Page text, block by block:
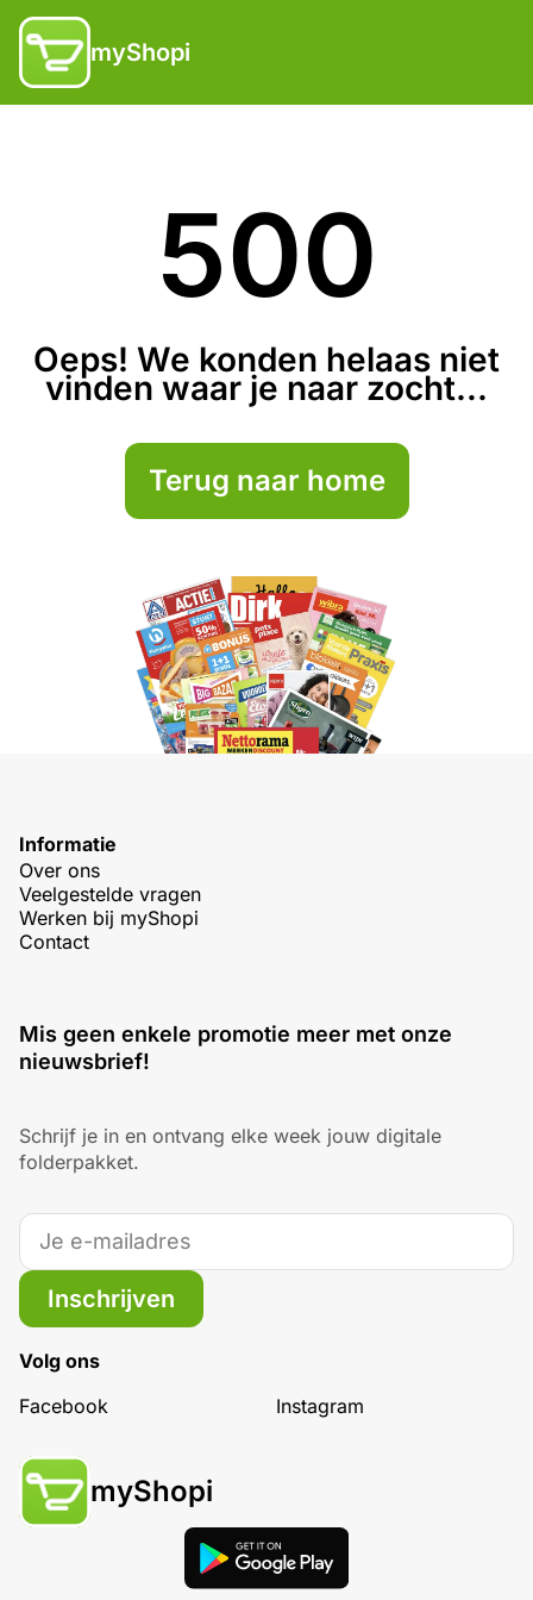
myShopi
500
Oeps! We konden helaas niet
vinden waar je naar zocht...
Terug naar home
Informatie
Over ons
Veelgestelde vragen
Werken bij myShopi
Contact
Mis geen enkele promotie meer met onze
nieuwsbrief!
Schrijf je in en ontvang elke week jouw digitale
folderpakket.
Inschrijven
Volg ons
Facebook
Instagram
myShopi